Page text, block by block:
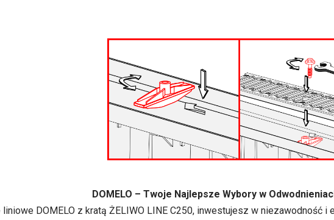
DOMELO – Twoje Najlepsze Wybory w
DOMELO z kratą ŻELIWO LINE C250, inwestujesz w niezawodność